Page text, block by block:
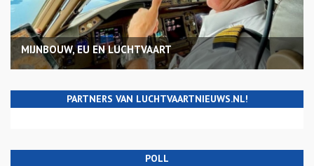
MIJNBOUW, EU EN LUCHTVAART
PARTNERS VAN LUCHTVAARTNIEUWS.NL!
POLL